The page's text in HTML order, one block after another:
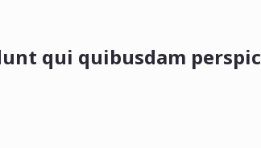
qui quibusdam